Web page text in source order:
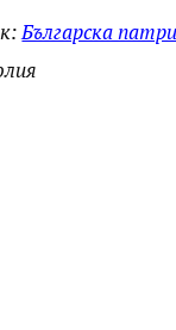
Българска